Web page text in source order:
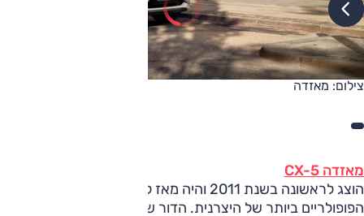
צילום: מאזדה
מאזדה CX-5
הוצג לראשונה בשנת 2011 והיה מאז לאחד מכלי הרכב